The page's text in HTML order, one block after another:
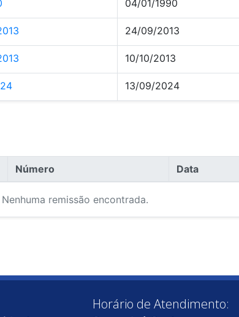
04/01/1990
24/09/2013
10/10/2013
13/09/2024
Número Data
Nenhuma remissão encontrada.
Horário de Atendimento: